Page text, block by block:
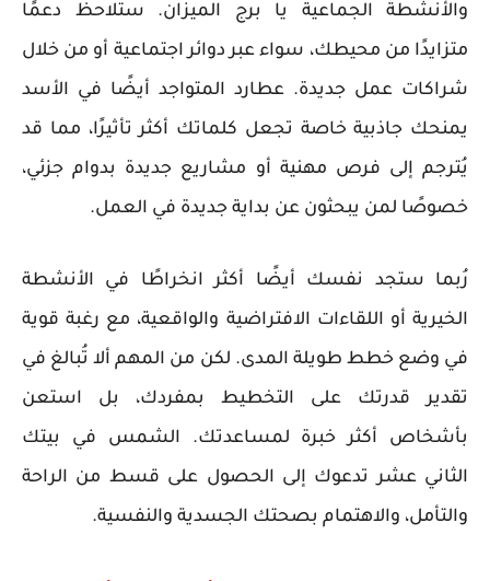
والأنشطة الجماعية يا برج الميزان. ستلاحظ دعمًا
متزايدًا من محيطك، سواء عبر دوائر اجتماعية أو من خلال
شراكات عمل جديدة. عطارد المتواجد أيضًا في الأسد
يمنحك جاذبية خاصة تجعل كلماتك أكثر تأثيرًا، مما قد
يُترجم إلى فرص مهنية أو مشاريع جديدة بدوام جزئي،
خصوصًا لمن يبحثون عن بداية جديدة في العمل.
رُبما ستجد نفسك أيضًا أكثر انخراطًا في الأنشطة
الخيرية أو اللقاءات الافتراضية والواقعية، مع رغبة قوية
في وضع خطط طويلة المدى. لكن من المهم ألا تُبالغ في
تقدير قدرتك على التخطيط بمفردك، بل استعن
بأشخاص أكثر خبرة لمساعدتك. الشمس في بيتك
الثاني عشر تدعوك إلى الحصول على قسط من الراحة
والتأمل، والاهتمام بصحتك الجسدية والنفسية.